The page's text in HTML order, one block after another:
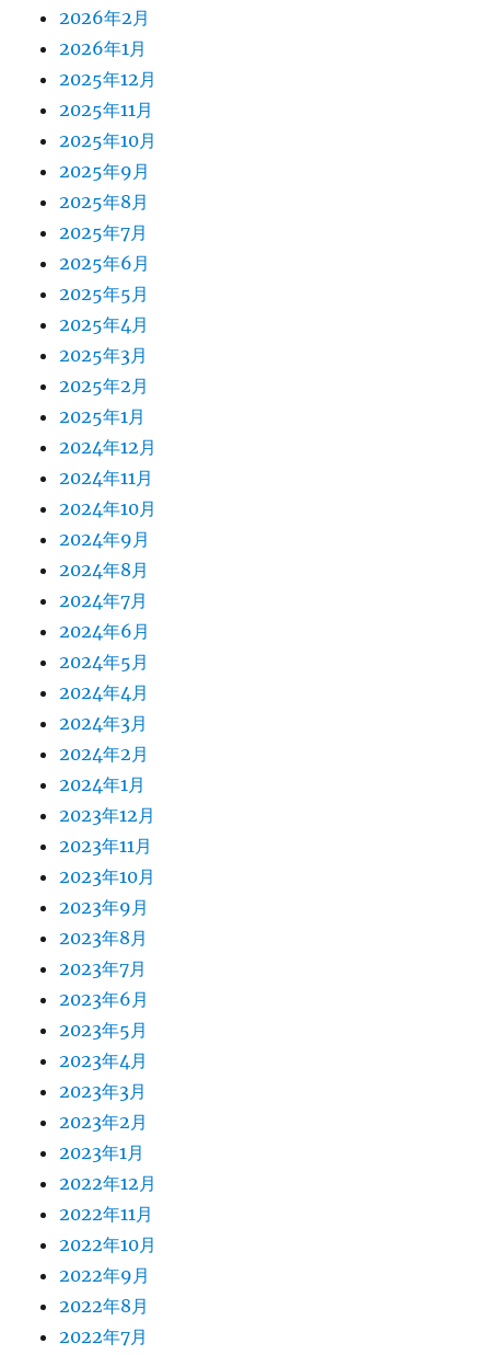
2026年2月
2026年1月
2025年12月
2025年11月
2025年10月
2025年9月
2025年8月
2025年7月
2025年6月
2025年5月
2025年4月
2025年3月
2025年2月
2025年1月
2024年12月
2024年11月
2024年10月
2024年9月
2024年8月
2024年7月
2024年6月
2024年5月
2024年4月
2024年3月
2024年2月
2024年1月
2023年12月
2023年11月
2023年10月
2023年9月
2023年8月
2023年7月
2023年6月
2023年5月
2023年4月
2023年3月
2023年2月
2023年1月
2022年12月
2022年11月
2022年10月
2022年9月
2022年8月
2022年7月